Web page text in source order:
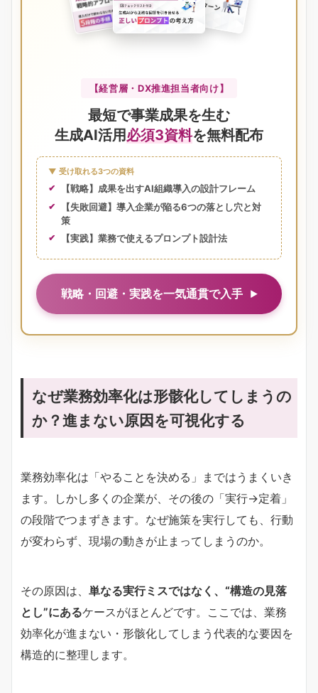
【経営層・DX推進担当者向け】
最短で事業成果を生む
生成AI活用必須3資料を無料配布
▼ 受け取れる3つの資料
【戦略】成果を出すAI組織導入の設計フレーム
【失敗回避】導入企業が陥る6つの落とし穴と対
策
【実践】業務で使えるプロンプト設計法
戦略・回避・実践を一気通貫で入手
なぜ業務効率化は形骸化してしまうの
か？進まない原因を可視化する
業務効率化は「やることを決める」まではうまくいき
ます。しかし多くの企業が、その後の「実行→定着」
の段階でつまずきます。なぜ施策を実行しても、行動
が変わらず、現場の動きが止まってしまうのか。
その原因は、 単なる実行ミスではなく、“構造の見落
とし”にあるケースがほとんどです。ここでは、業務
効率化が進まない・形骸化してしまう代表的な要因を
構造的に整理します。